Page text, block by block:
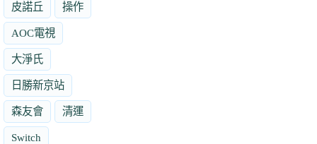
皮諾丘 操作
AOC電視
大淨氏
日勝新京站
森友會 清運
Switch